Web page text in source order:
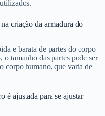
criação da armadura do
e barata de partes do corpo
tamanho das partes pode ser
corpo humano, que varia de
é ajustada para se ajustar